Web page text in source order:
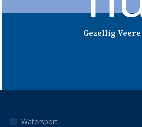
Gezellig Veere
Watersport